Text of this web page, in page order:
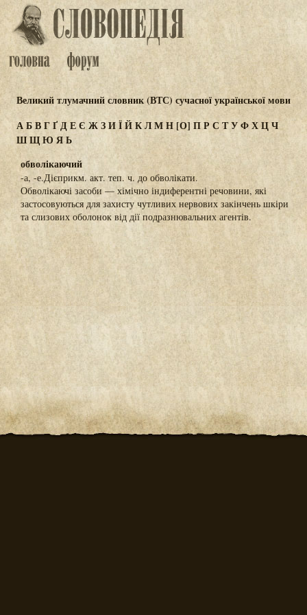
Великий тлумачний словник (ВТС) сучасної української мови
АБВГҐДЕЄ ЖЗИЇЙКЛМН[О] ПР СТУФХЦЧ
ШЩЮЯЬ
обволікаючий
-а, -е.Дієприкм. акт. теп. ч. до обволікати.
Обволікаючі засоби — хімічно індиферентні речовини, які
застосовуються для захисту чутливих нервових закінчень шкіри
та слизових оболонок від дії подразнювальних агентів.